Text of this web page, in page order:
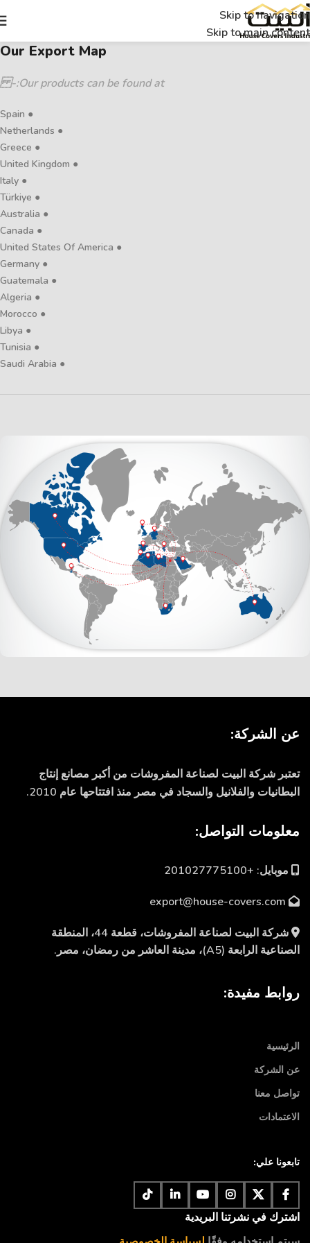
Skip to navigation
Skip to main content
Our Export Map
Our products can be found at:-
● Spain
● Netherlands
● Greece
● United Kingdom
● Italy
● Türkiye
● Australia
● Canada
● United States Of America
● Germany
● Guatemala
● Algeria
● Morocco
● Libya
● Tunisia
● Saudi Arabia
عن الشركة:
تعتبر شركة البيت لصناعة المفروشات من أكبر مصانع إنتاج
البطانيات والفلانيل والسجاد في مصر منذ افتتاحها عام 2010.
معلومات التواصل:
موبايل: +201027775100
شركة البيت لصناعة المفروشات، قطعة 44، المنطقة
الصناعية الرابعة (A5)، مدينة العاشر من رمضان، مصر.
روابط مفيدة:
الرئيسية
عن الشركة
تواصل معنا
الاعتمادات
تابعونا علي:
اشترك في نشرتنا البريدية